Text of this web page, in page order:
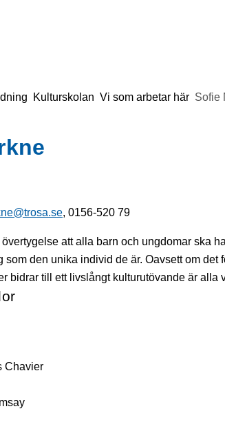
Kulturskolan Vi som arbetar här Sofie
, 0156-520 79
övertygelse att alla barn och ungdomar ska
som den unika individ de är. Oavsett om det
bidrar till ett livslångt kulturutövande är alla
Chavier